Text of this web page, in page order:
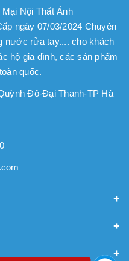
Nội Thất Ánh
ngày 07/03/2024 Chuyên
nước rửa tay.... cho khách
hộ gia đình, các sản phẩm
quốc.
Đô-Đại Thanh-TP Hà